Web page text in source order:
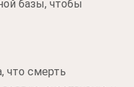
базы, чтобы
что смерть